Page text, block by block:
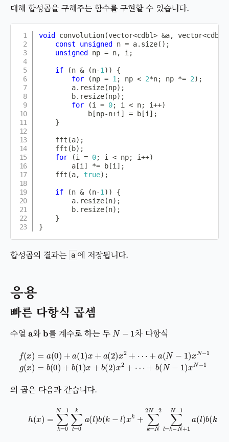
대해 합성곱을 구해주는 함수를 구현할 수 있습니다.
void convolution(vector<cdbl> &a, vector<cdbl
const
unsigned n = a. size( ) ;
unsigned
np = n, i;
if (n & (n-1) )
{
for
(np = 1; np < 2*n; np *= 2) ;
        a
. resize(np) ;
        b
. resize(np) ;
for
(i = 0; i < n; i++)
            b
[np-n+i] = b[i] ;
}
fft (a) ;
fft ( b) ;
for
(i = 0; i < np; i++)
        a
[i] *= b[i] ;
fft (a, true) ;
if (n & (n-1) )
{
        a
. resize(n) ;
        b
. resize(n) ;
}
}
합성곱의 결과는 a 에 저장됩니다.
응용
빠른 다항식 곱셈
수열 와b 를 계수로 하는 두N− 차 다항식
( x)=a(0 + a(1)x+ a( + ⋯
+ N−1 x N−1g x =b(0)+ b + b(2)x +⋯
+ b N−1)xN
의 곱은 다음과 같습니다.
= N − )xk +∑ k= N